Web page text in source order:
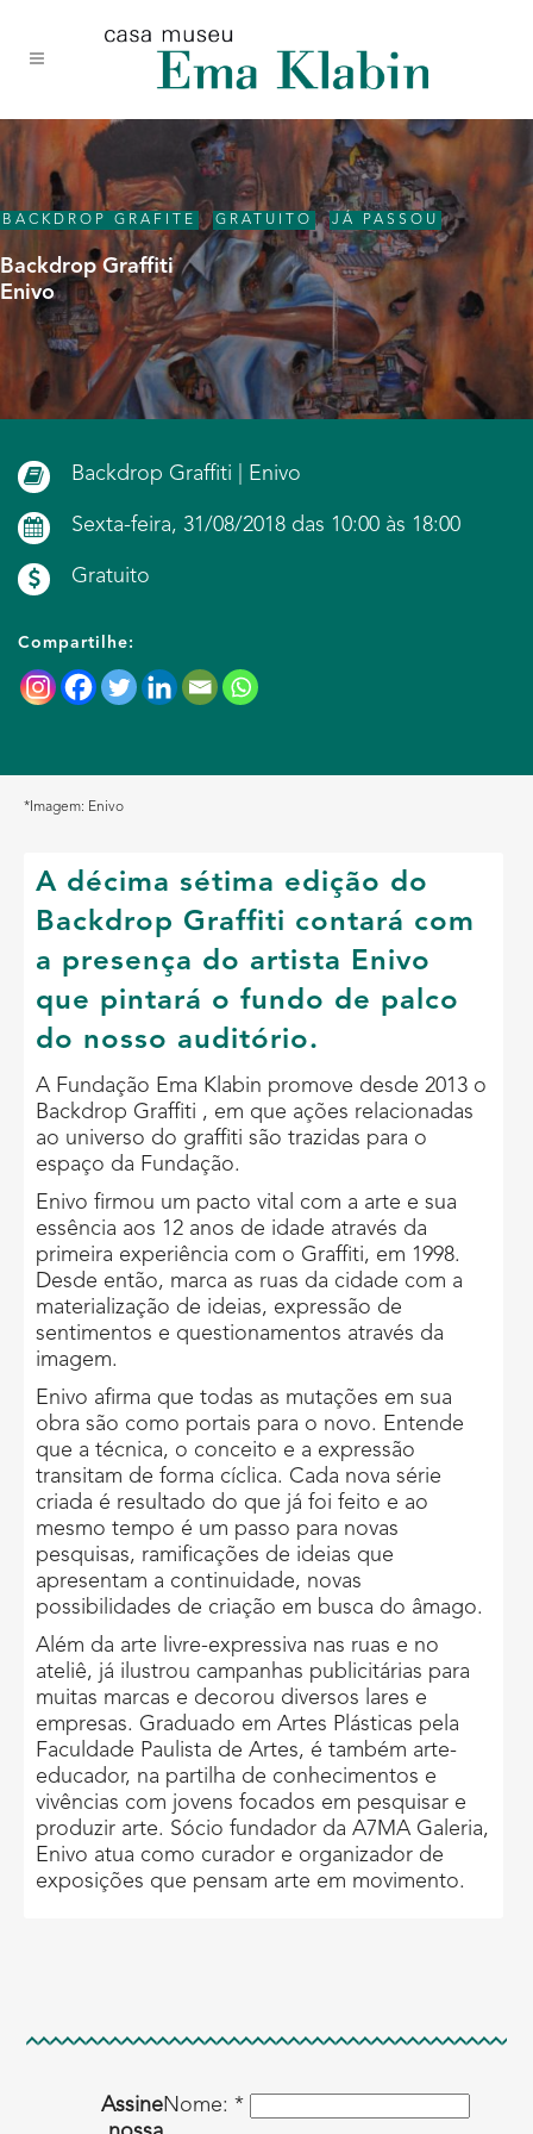
conteúdo
navegação
site
BACKDROP GRAFITE ,GRATUITO ,JÁ PASSOU
Backdrop Graffiti
Enivo
Backdrop Graffiti | Enivo
Sexta-feira, 31/08/2018 das 10:00 às 18:00
Gratuito
Compartilhe:
*Imagem: Enivo
A décima sétima edição do
Backdrop Graffiti contará com
a presença do artista Enivo
que pintará o fundo de palco
do nosso auditório.
A Fundação Ema Klabin promove desde 2013 o
Backdrop Graffiti , em que ações relacionadas
ao universo do graffiti são trazidas para o
espaço da Fundação.
Enivo firmou um pacto vital com a arte e sua
essência aos 12 anos de idade através da
primeira experiência com o Graffiti, em 1998.
Desde então, marca as ruas da cidade com a
materialização de ideias, expressão de
sentimentos e questionamentos através da
imagem.
Enivo afirma que todas as mutações em sua
obra são como portais para o novo. Entende
que a técnica, o conceito e a expressão
transitam de forma cíclica. Cada nova série
criada é resultado do que já foi feito e ao
mesmo tempo é um passo para novas
pesquisas, ramificações de ideias que
apresentam a continuidade, novas
possibilidades de criação em busca do âmago.
Além da arte livre-expressiva nas ruas e no
ateliê, já ilustrou campanhas publicitárias para
muitas marcas e decorou diversos lares e
empresas. Graduado em Artes Plásticas pela
Faculdade Paulista de Artes, é também arte-
educador, na partilha de conhecimentos e
vivências com jovens focados em pesquisar e
produzir arte. Sócio fundador da A7MA Galeria,
Enivo atua como curador e organizador de
exposições que pensam arte em movimento.
AssineNome: *